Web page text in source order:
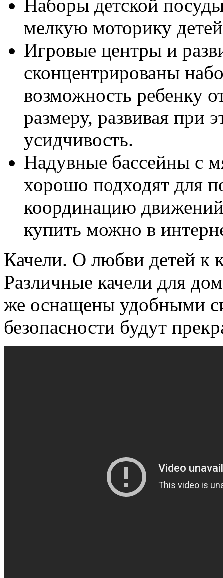
Наборы детской
мелкую моторику
Игровые центры и
сконцентрированы
возможность ребенку
размеру, развивая при
усидчивость.
Надувные бассейны с
хорошо подходят для
координацию
купить можно в
Качели. О любви детей к
Различные качели для
же оснащены удобными
безопасности будут